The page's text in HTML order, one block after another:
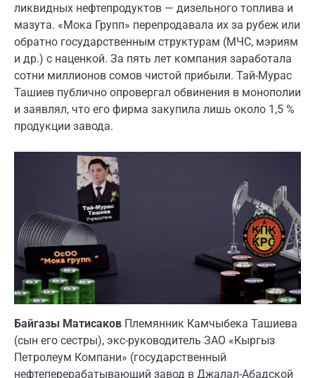
ликвидных нефтепродуктов — дизельного топлива и
мазута. «Мока Групп» перепродавала их за рубеж или
обратно государственным структурам (МЧС, мэриям
и др.) с наценкой. За пять лет компания заработала
сотни миллионов сомов чистой прибыли. Тай-Мурас
Ташиев публично опровергал обвинения в монополии
и заявлял, что его фирма закупила лишь около 1,5 %
продукции завода.
Байгазы Матисаков Племянник Камчыбека Ташиева
(сын его сестры), экс-руководитель ЗАО «Кыргыз
Петролеум Компани» (государственный
нефтеперерабатывающий завод в Джалал-Абадской